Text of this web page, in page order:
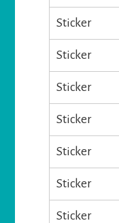
Sticker
Sticker
Sticker
Sticker
Sticker
Sticker
Sticker